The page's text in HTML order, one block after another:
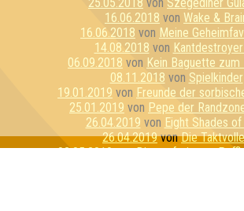
16.06.2018 von Wake &
16.06.2018 von Meine
14.08.2018 von
06.09.2018 von Kein Baguette
08.11.2018 von Spielkinder
19.01.2019 von Freunde der
25.01.2019 von Pepe der
26.04.2019 von Eight Shades of
26.04.2019vonDie
02.05.2019vonDie perforierten